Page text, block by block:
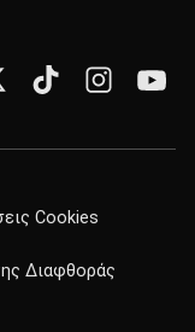
Cookies
Διαφθοράς